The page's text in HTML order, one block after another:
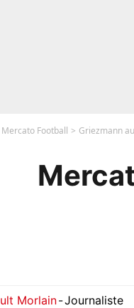
Mercato Football Griezmann
Morlain-Journaliste